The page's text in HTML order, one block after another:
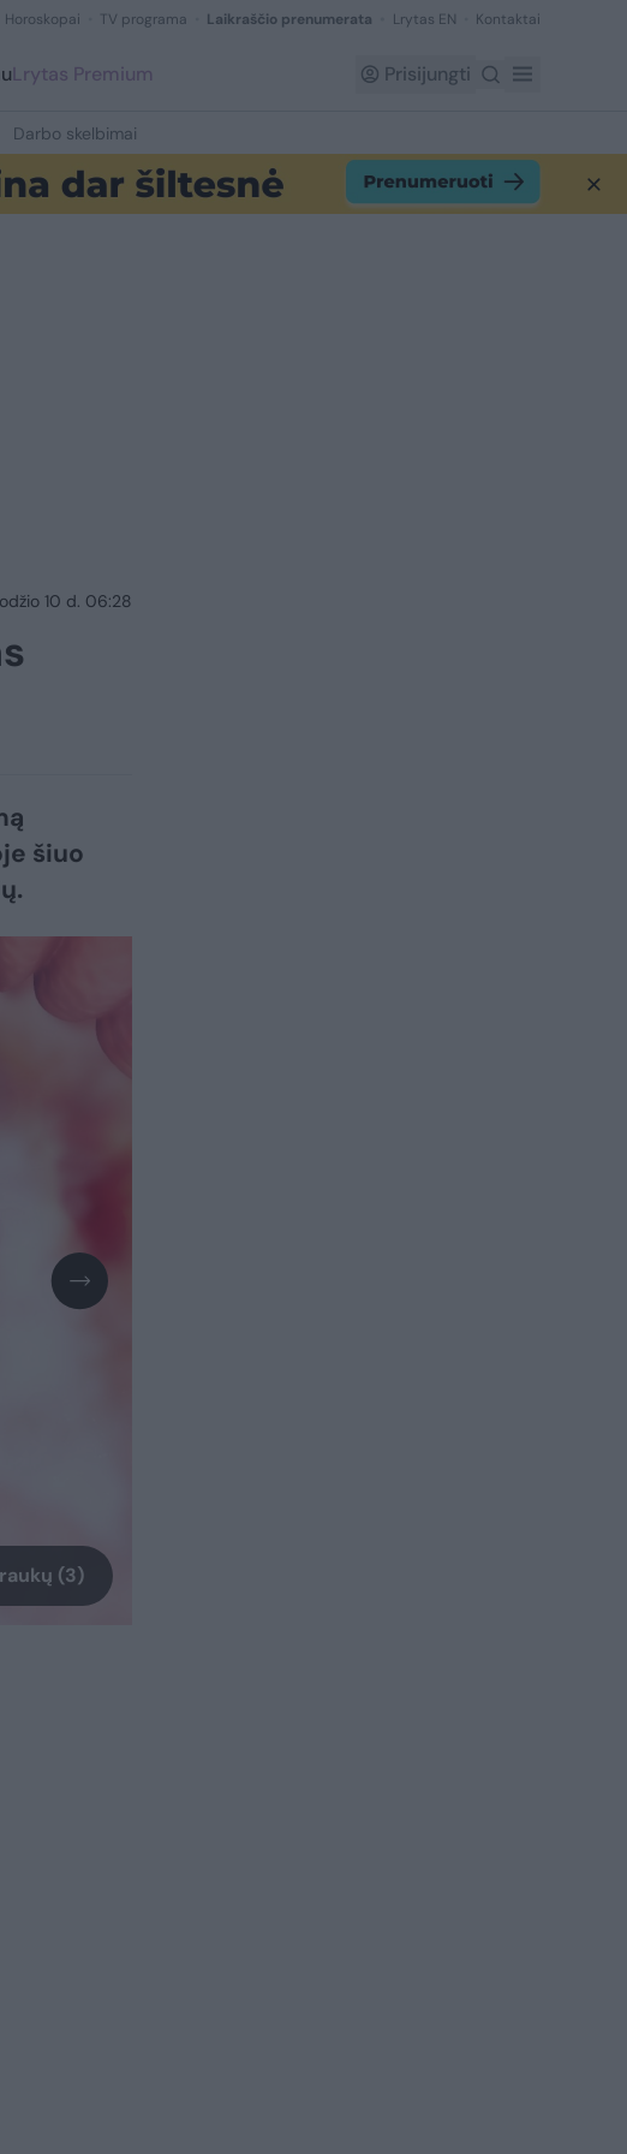
Horoskopai TV programa Laikraščio prenumerata Lrytas EN Kontaktai
Lrytas Premium Prisijungti
Darbo skelbimai
10 d. 06:28
šiuo
(3)